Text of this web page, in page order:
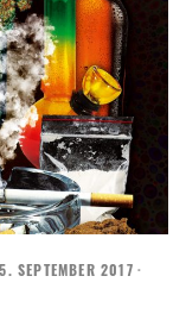
SEPTEMBER 2017 ·